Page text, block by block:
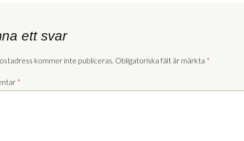
ett svar
kommer inte publiceras. Obligatoriska fält är märkta *
*